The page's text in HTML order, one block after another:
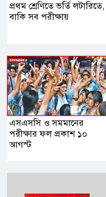
প্রথম শ্রেণিতে ভর্তি লটারিতে,
বাকি সব পরীক্ষায়
এসএসসি ও সমমানের
পরীক্ষার ফল প্রকাশ ১০
আগস্ট